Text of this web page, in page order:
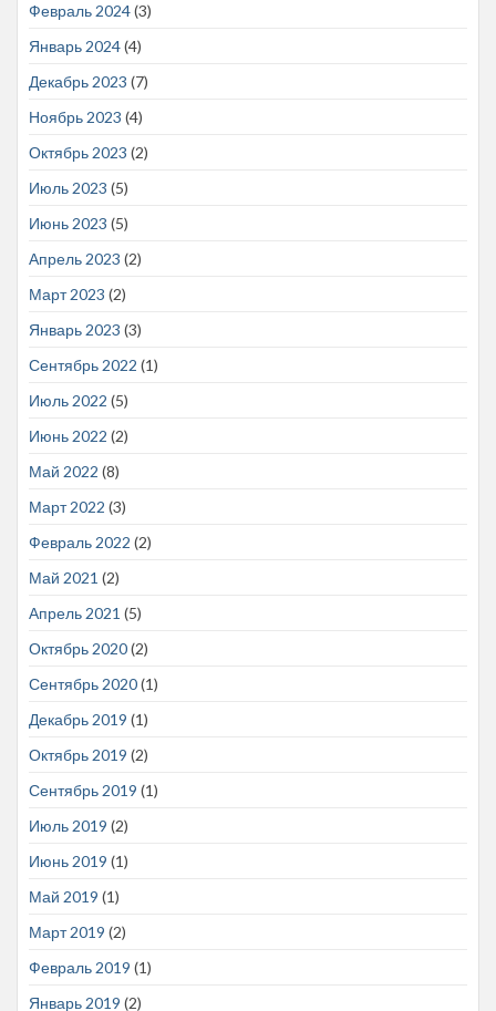
Февраль 2024(3)
Январь 2024(4)
Декабрь 2023 (7)
Ноябрь 2023 (4)
Октябрь 2023 (2)
Июль 2023 (5)
Июнь 2023 (5)
Апрель 2023 (2)
Март 2023 (2)
Январь 2023 (3)
Сентябрь 2022 (1)
Июль 2022 (5)
Июнь 2022 (2)
Май 2022 (8)
Март 2022 (3)
Февраль 2022 (2)
Май 2021 (2)
Апрель 2021 (5)
Октябрь 2020(2)
Сентябрь 2020(1)
Декабрь 2019 (1)
Октябрь 2019 (2)
Сентябрь 2019 (1)
Июль 2019 (2)
Июнь 2019 (1)
Май 2019 (1)
Март 2019 (2)
Февраль 2019 (1)
Январь 2019 (2)